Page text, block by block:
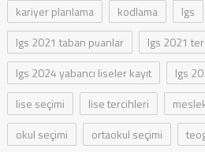
kariyer planlama
kodlama lgs
lgs 2021 taban puanlar
lgs 2021
lgs 2024 yabancı liseler kayıt
lgs
lise seçimi
lise tercihleri
okul seçimi
ortaokul seçimi